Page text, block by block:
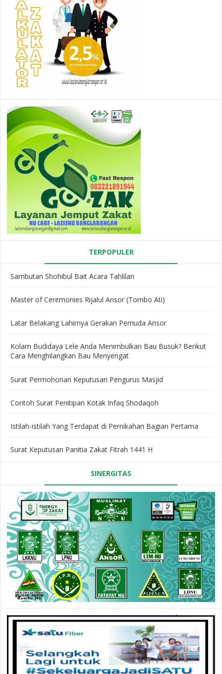
TERPOPULER
Sambutan Shohibul Bait Acara Tahlilan
Master of Ceremonies Rijalul Ansor (Tombo Ati)
Latar Belakang Lahirnya Gerakan Pemuda Ansor
Kolam Budidaya Lele Anda Menimbulkan Bau Busuk? Berikut
Cara Menghilangkan Bau Menyengat
Surat Permohonan Keputusan Pengurus Masjid
Contoh Surat Penitipan Kotak Infaq Shodaqoh
Istilah-istilah Yang Terdapat di Pernikahan Bagian Pertama
Surat Keputusan Panitia Zakat Fitrah 1441 H
SINERGITAS